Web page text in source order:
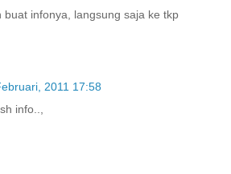
buat infonya, langsung saja ke tkp
2011 17:58
info..,